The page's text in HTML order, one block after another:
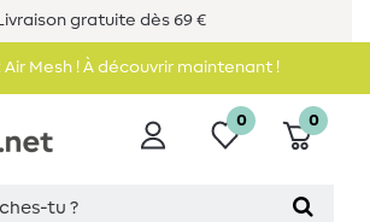
gratuite dès 69 €
Air Mesh ! À découvrir maintenant !
0 0